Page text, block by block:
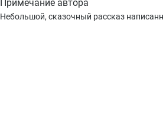
Примечание автора
Небольшой, сказочный рассказ